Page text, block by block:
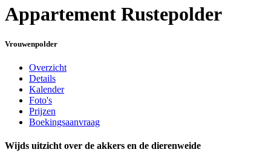
Appartement Rustepolder
Vrouwenpolder
Overzicht
Details
Kalender
Foto's
Prijzen
Boekingsaanvraag
Wijds uitzicht over de akkers en de dierenweide